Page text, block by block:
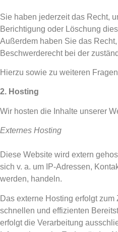
Sie haben jederzeit das Recht,
Berichtigung oder Löschung
Außerdem haben Sie das
Beschwerderecht bei der
Hierzu sowie zu weiteren
2. Hosting
Wir hosten die Inhalte unserer
Externes Hosting
Diese Website wird extern
sich v. a. um IP-Adressen,
werden, handeln.
Das externe Hosting erfolgt
schnellen und effizienten
erfolgt die Verarbeitung